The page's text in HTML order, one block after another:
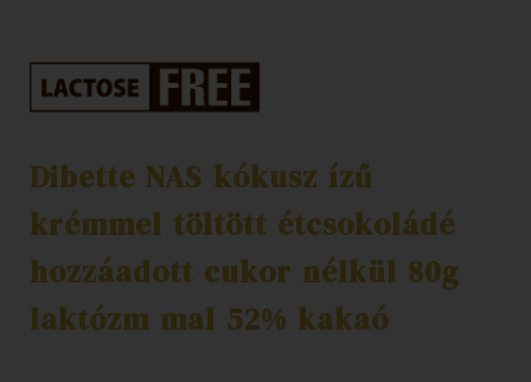
Dibette NAS kókusz ízű
krémmel töltött étcsokoládé
hozzáadott cukor nélkül 80g
laktózm mal 52% kakaó